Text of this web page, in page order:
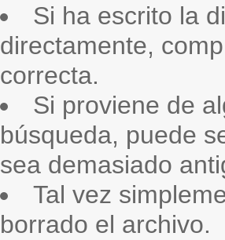
Si ha escrito la
directamente,
correcta.
Si proviene de
búsqueda, puede
sea demasiado
Tal vez
borrado el archivo.